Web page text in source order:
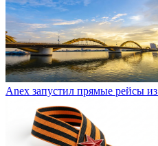
Anex запустил прямые рейсы